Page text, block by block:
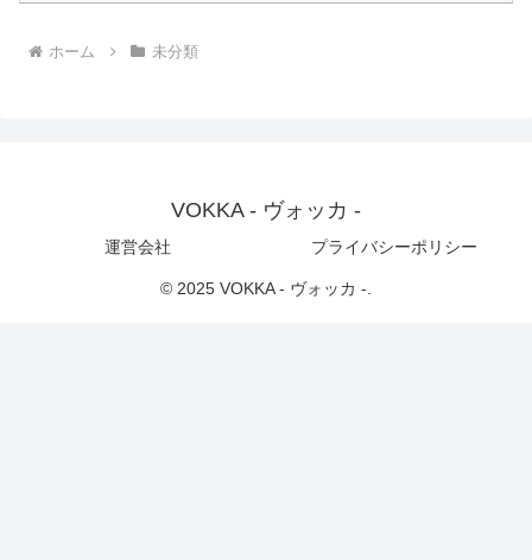
ホーム 未分類
VOKKA - ヴォッカ -
運営会社 プライバシーポリシー
© 2025 VOKKA - ヴォッカ -.